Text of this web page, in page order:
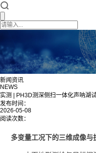
新闻资讯
NEWS
实测 | PH3D测深侧扫一体化声呐湖
发布时间：
2026-05-08
阅读次数：
多变量工况下的三维成像与